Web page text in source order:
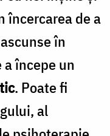
încercarea de a
în
începe un
. Poate fi
al